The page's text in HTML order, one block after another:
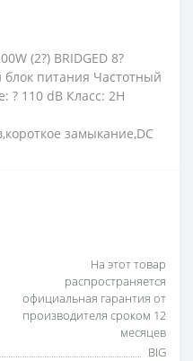
(2?) BRIDGED 8?
питания Частотный
? 110 dB Класс: 2H
замыкание,DC
На этот товар
распространяется
официальная гарантия от
производителя сроком 12
месяцев
BIG